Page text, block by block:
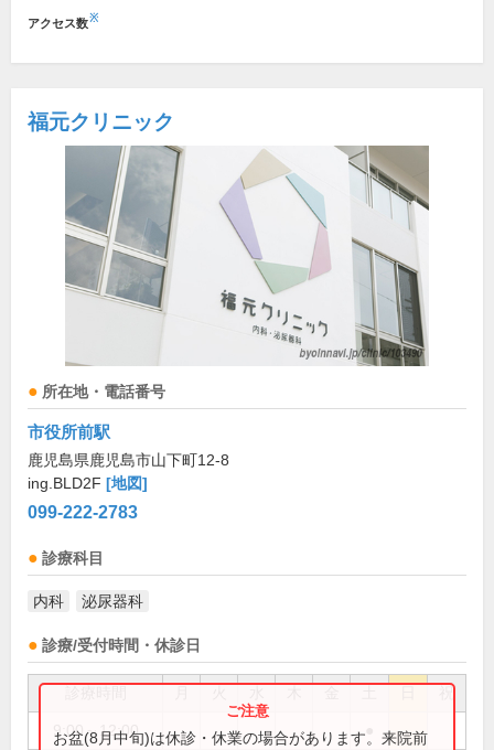
アクセス数※
福元クリニック
所在地・電話番号
市役所前駅
鹿児島県鹿児島市山下町12-8
ing.BLD2F [地図]
099-222-2783
診療科目
内科 泌尿器科
診療/受付時間・休診日
祝
9:00～12:00
お盆(8月中旬)は休診・休業の場合があります。来院前